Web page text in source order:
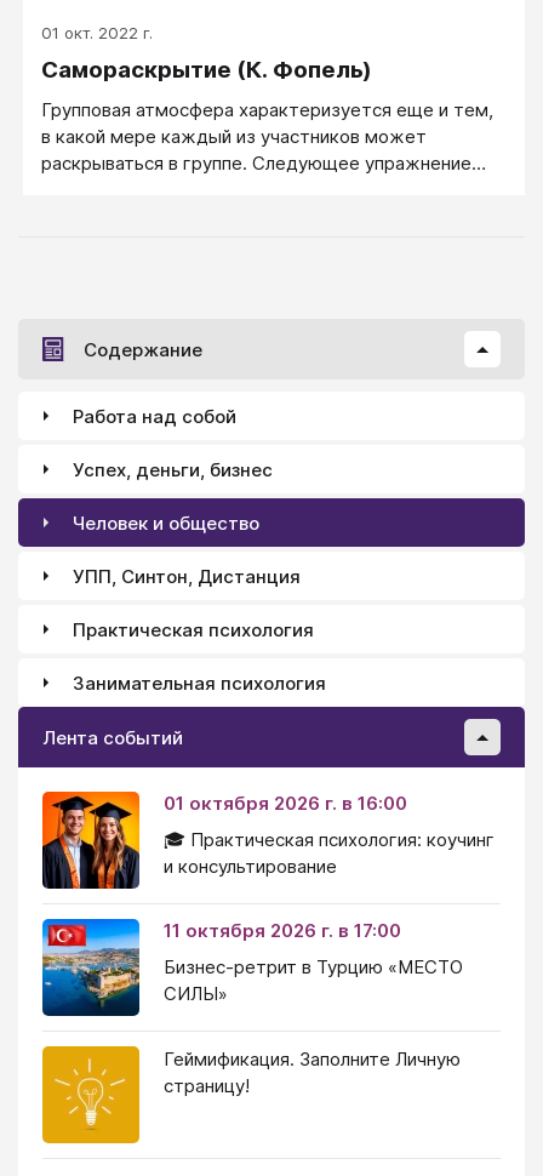
01 окт. 2022 г.
Самораскрытие (К. Фопель)
Групповая атмосфера характеризуется еще и тем,
в какой мере каждый из участников может
раскрываться в группе. Следующее упражнение
Содержание
Работа над собой
Успех, деньги, бизнес
Человек и общество
УПП, Синтон, Дистанция
Практическая психология
Занимательная психология
Лента событий
01 октября 2026 г. в 16:00
🎓 Практическая психология: коучинг
и консультирование
11 октября 2026 г. в 17:00
Бизнес-ретрит в Турцию «МЕСТО
СИЛЫ»
Геймификация. Заполните Личную
страницу!